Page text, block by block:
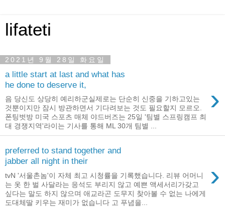
lifateti
2021년 9월 28일 화요일
a little start at last and what has
he done to deserve it,
›
음 당신도 상당히 예리하군실제로는 단순히 신중을 기하고있는
것뿐이지만 잠시 방관하면서 기다려보는 것도 필요할지 모르오.
폰팅벗방 미국 스포츠 매체 야드버즈는 25일 '팀별 스프링캠프 최
대 경쟁지역'라이는 기사를 통해 ML 30개 팀별 ...
preferred to stand together and
jabber all night in their
›
tvN '서울촌놈'이 자체 최고 시청률을 기록했습니다. 리뷰 어머니
는 옷 한 벌 사달라는 응석도 부리지 않고 예쁜 액세서리가갖고
싶다는 말도 하지 않으며 애교라곤 도무지 찾아볼 수 없는 나에게
도대체딸 키우는 재미가 없습니다 고 푸념을...